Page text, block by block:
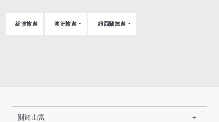
紐澳旅遊 澳洲旅遊 紐西蘭旅遊
關於山富